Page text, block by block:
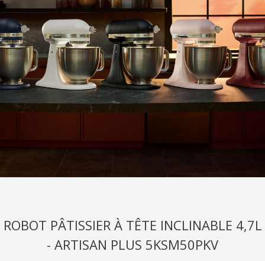
ROBOT PÂTISSIER À TÊTE INCLINABLE 4,7L
- ARTISAN PLUS 5KSM50PKV